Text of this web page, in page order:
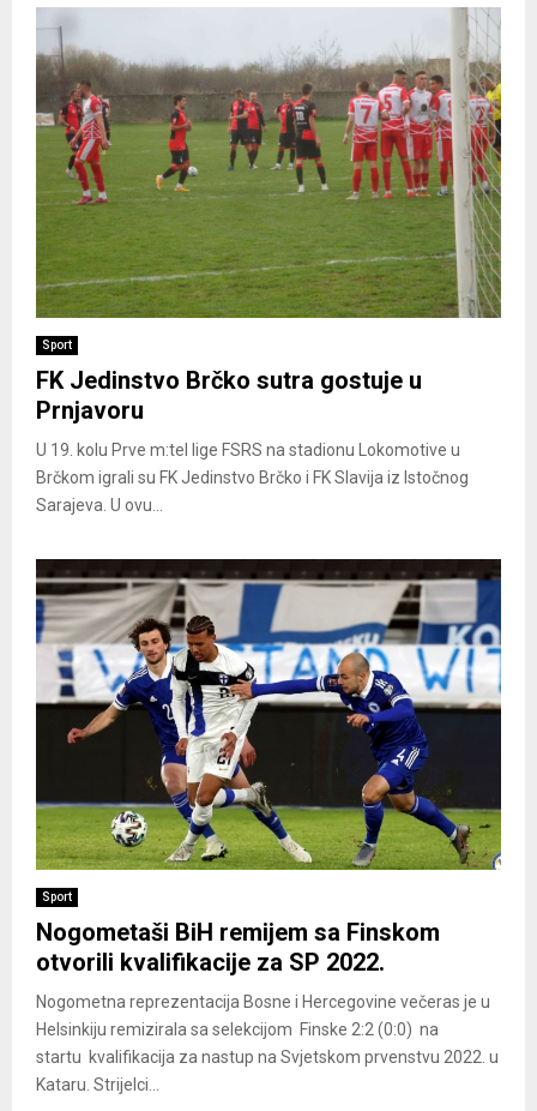
Sport
FK Jedinstvo Brčko sutra gostuje u
Prnjavoru
U 19. kolu Prve m:tel lige FSRS na stadionu Lokomotive u
Brčkom igrali su FK Jedinstvo Brčko i FK Slavija iz Istočnog
Sarajeva. U ovu...
Sport
Nogometaši BiH remijem sa Finskom
otvorili kvalifikacije za SP 2022.
Nogometna reprezentacija Bosne i Hercegovine večeras je u
Helsinkiju remizirala sa selekcijom Finske 2:2 (0:0) na
startu kvalifikacija za nastup na Svjetskom prvenstvu 2022. u
Kataru. Strijelci...